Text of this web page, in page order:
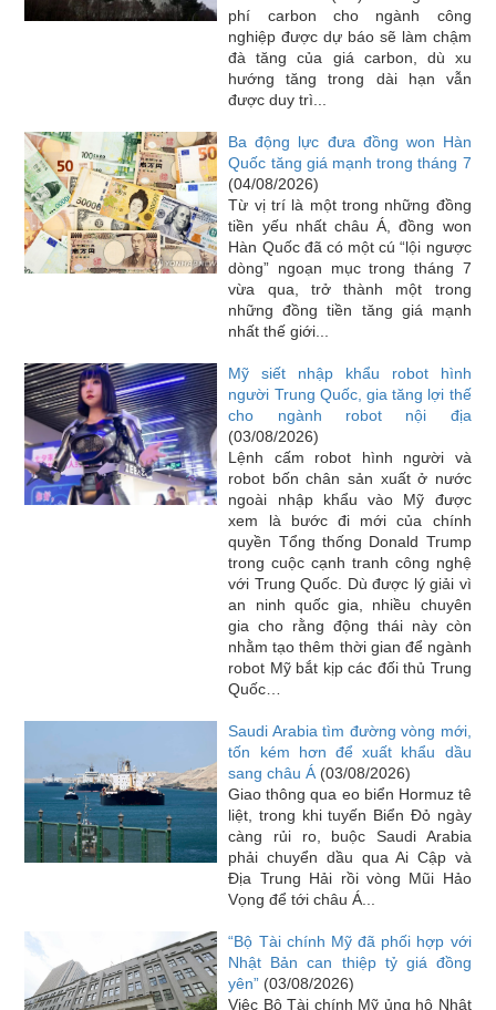
phí carbon cho ngành công
nghiệp được dự báo sẽ làm chậm
đà tăng của giá carbon, dù xu
hướng tăng trong dài hạn vẫn
được duy trì...
Ba động lực đưa đồng won Hàn
Quốc tăng giá mạnh trong tháng 7
(04/08/2026)
Từ vị trí là một trong những đồng
tiền yếu nhất châu Á, đồng won
Hàn Quốc đã có một cú “lội ngược
dòng” ngoạn mục trong tháng 7
vừa qua, trở thành một trong
những đồng tiền tăng giá mạnh
nhất thế giới...
Mỹ siết nhập khẩu robot hình
người Trung Quốc, gia tăng lợi thế
cho ngành robot nội địa
(03/08/2026)
Lệnh cấm robot hình người và
robot bốn chân sản xuất ở nước
ngoài nhập khẩu vào Mỹ được
xem là bước đi mới của chính
quyền Tổng thống Donald Trump
trong cuộc cạnh tranh công nghệ
với Trung Quốc. Dù được lý giải vì
an ninh quốc gia, nhiều chuyên
gia cho rằng động thái này còn
nhằm tạo thêm thời gian để ngành
robot Mỹ bắt kịp các đối thủ Trung
Quốc…
Saudi Arabia tìm đường vòng mới,
tốn kém hơn để xuất khẩu dầu
sang châu Á (03/08/2026)
Giao thông qua eo biển Hormuz tê
liệt, trong khi tuyến Biển Đỏ ngày
càng rủi ro, buộc Saudi Arabia
phải chuyển dầu qua Ai Cập và
Địa Trung Hải rồi vòng Mũi Hảo
Vọng để tới châu Á...
“Bộ Tài chính Mỹ đã phối hợp với
Nhật Bản can thiệp tỷ giá đồng
yên” (03/08/2026)
Việc Bộ Tài chính Mỹ ủng hộ Nhật